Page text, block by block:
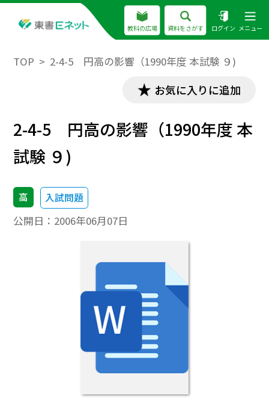
教科の広場 資料をさがす ログイン メニュー
TOP 2-4-5 円高の影響（1990年度 本試験 ９)
お気に入りに追加
2-4-5 円高の影響（1990年度 本
試験 ９)
高 入試問題
公開日： 2006年06月07日